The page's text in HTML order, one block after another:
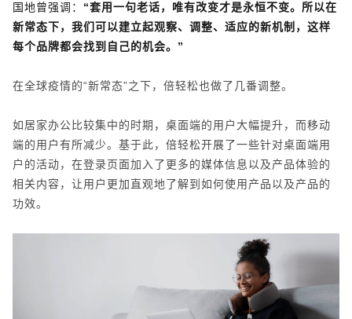
国地曾强调： “套用一句老话，唯有改变才是永恒不变。所以在
新常态下，我们可以建立起观察、调整、适应的新机制，这样
每个品牌都会找到自己的机会。”
在全球疫情的“新常态”之下，倍轻松也做了几番调整。
如居家办公比较集中的时期，桌面端的用户大幅提升，而移动
端的用户有所减少。基于此，倍轻松开展了一些针对桌面端用
户的活动，在登录页面加入了更多的媒体信息以及产品体验的
相关内容，让用户更加直观地了解到如何使用产品以及产品的
功效。